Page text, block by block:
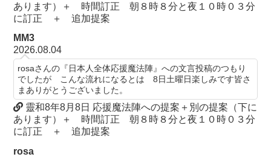
あります）＋ 時間訂正 朝８時８分と夜１０時０３分
に訂正 ＋ 追加提案
MM3
2026.08.04
rosaさんの『日本人全体応援魔法陣』への文言投稿のつもり
でしたが こんな流れになるとは 8日土曜日楽しみです皆さ
まありがとうございました。
靈和8年8月8日 応援魔法陣への提案＋別の提案（下に
あります）＋ 時間訂正 朝８時８分と夜１０時０３分
に訂正 ＋ 追加提案
rosa